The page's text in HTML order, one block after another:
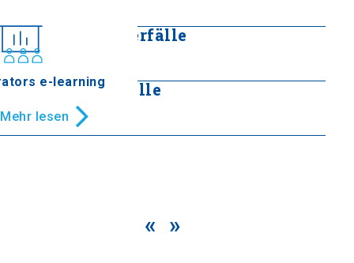
e-learning
Agia Kori Wasserfälle
Mehr lesen
Edessa Wasserfälle
Mehr lesen
« »